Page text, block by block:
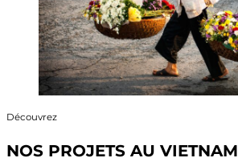
Découvrez
NOS PROJETS AU VIETNAM